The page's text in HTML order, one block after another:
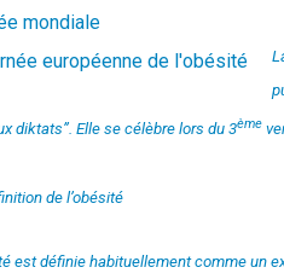
mondiale
diktats”. Elle se célèbre lors du 3ème
de l’obésité
est définie habituellement comme un